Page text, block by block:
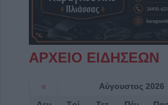
ΑΡΧΕΙΟ ΕΙΔΗΣΕΩΝ
« Αύγουστος 2026